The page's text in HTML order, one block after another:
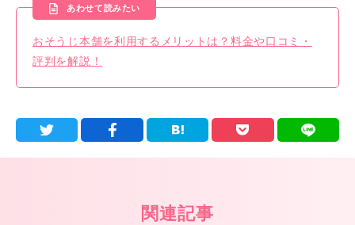
あわせて読みたい
おそうじ本舗を利用するメリットは？料金や口コミ・
評判を解説！
関連記事